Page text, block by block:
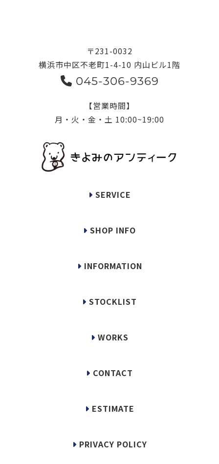
〒231-0032
横浜市中区不老町1-4-10 内山ビル1階
045-306-9369
【営業時間】
月・火・金・土 10:00~19:00
SERVICE
SHOP INFO
INFORMATION
STOCKLIST
WORKS
CONTACT
ESTIMATE
PRIVACY POLICY